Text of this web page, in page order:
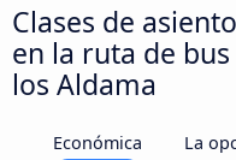
Clases de
en la ruta de
los Aldama
Económica
La